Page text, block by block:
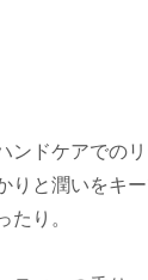
ンドケアでの
りと潤いをキ
たり。